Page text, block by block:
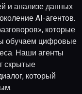
и анализе данных
AI-агентов.
которые
обучаем цифровые
Наши агенты
скрытые
который